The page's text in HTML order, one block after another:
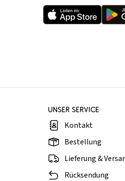
UNSER SERVICE
Kontakt
Bestellung
Lieferung &
Rücksendung